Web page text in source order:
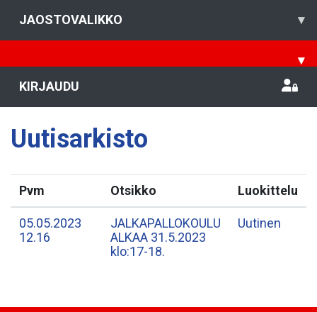
JAOSTOVALIKKO ▾
▾
KIRJAUDU
Uutisarkisto
Pvm Otsikko Luokittelu
05.05.2023
12.16
​JALKAPALLOKOULU
ALKAA 31.5.2023
klo:17-18.
Uutinen